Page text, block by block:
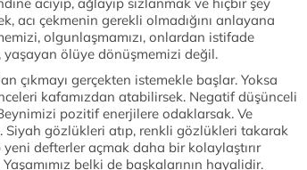
acı çekmenin gerekli olmadığını anlayana
olgunlaşmamızı, onlardan istifade
yaşayan ölüye dönüşmemizi değil.
çıkmayı gerçekten istemekle başlar. Yoksa
kafamızdan atabilirsek. Negatif düşünceli
pozitif enerjilere odaklarsak. Ve
gözlükleri atıp, renkli gözlükleri takarak
defterler açmak daha bir kolaylaştırır
belki de başkalarının hayalidir.